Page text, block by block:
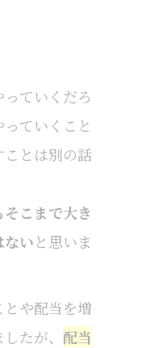
ていくだろ
ていくこと
ことは別の話
こまで大き
ないと思いま
や配当を増
たが、 配当